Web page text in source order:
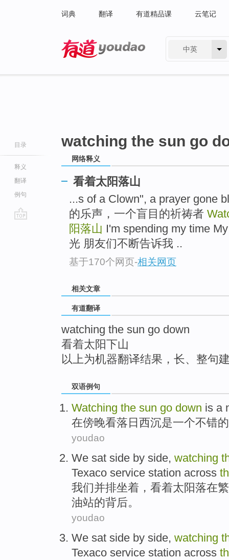
词典 翻译 有道精品课 云笔记
中英
目录
释义
翻译
例句
watching the sun go
网络释义
看着太阳落山
...s of a Clown", a prayer gone
的乐声，一个盲目的祈祷者
阳落山 I'm spending my time
光 朋友们不断告诉我 ..
基于170个网页-相关网页
相关文章
有道翻译
watching the sun go down
看着太阳下山
以上为机器翻译结果，长、整句
双语例句
Watching the sun go down is a
在傍晚看落日西沉是一个不错
youdao
We sat side by side, watching
Texaco service station across
我们并排坐着 ， 看着太阳落在
油站的背后。
youdao
We sat side by side, watching
Texaco service station across